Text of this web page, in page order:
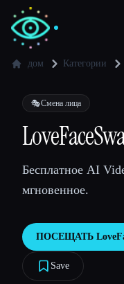
✍️Писатели
💻
🎓Студенты
Блог
дом Категории
🎭Смена лица
Бесплатное AI
мгновенное.
ПОСЕЩАТЬ
Save